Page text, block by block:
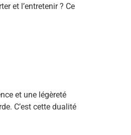
et l’entretenir ? Ce
et une légèreté
C’est cette dualité